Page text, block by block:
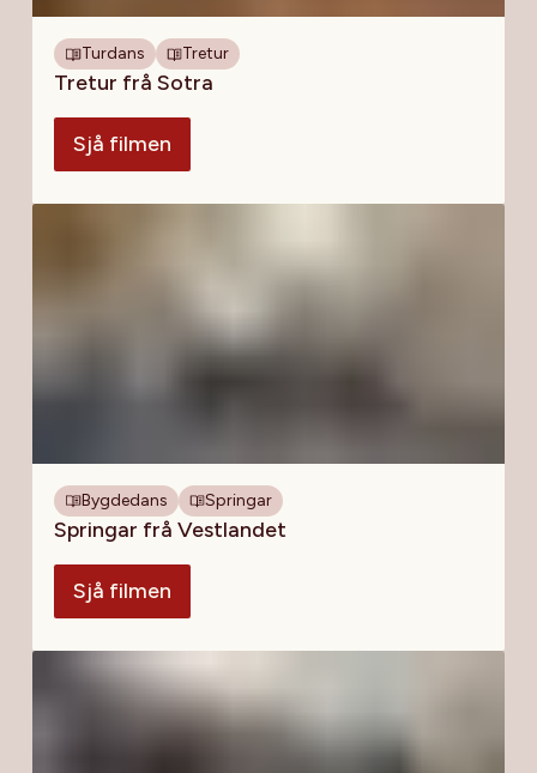
Turdans Tretur
Tretur frå Sotra
Sjå filmen
Bygdedans Springar
Springar frå Vestlandet
Sjå filmen